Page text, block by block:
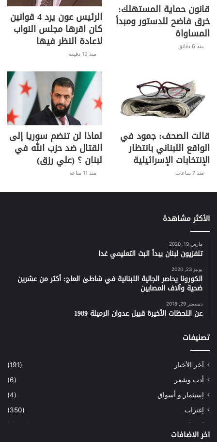
قانون حماية المستهلك:
خرق فاضح للدستور ومبدأ
المساواة
منذ 6 دقائق
الرئيس عون يرد 4 قوانين
كان اقرها مجلس النواب
لاعادة النظر فيها
منذ 19 دقيقة
قالت الصحف: جمود في
الواقع اللبناني بانتظار
الإنتخابات الإسرائيلية
منذ 7 ساعات
لماذا لن تنضم سوريا إلى
القتال ضد حزب الله في
لبنان ؟ (علي رزق)
منذ 11 ساعة
الأكثر مشاهدة
مارس 19, 2020
تلفزيون لبنان يبدأ البث التعليمي غدا
يونيو 23, 2020
الكورونا يحاصر الجالية اللبنانية في شاطئ العاج: أكثر من عشرين
ضحية وآلاف المصابين
ديسمبر 29, 2018
عن اللحظات الأخيرة قبيل عدوان الرميلة 1989
تصنيفات
آخر الأخبار
(191)
أدب وشعر
(6)
إستثمار و أسواق
(4)
إغتراب
(350)
إقتصاد
(1٬040)
اخر الاضافات